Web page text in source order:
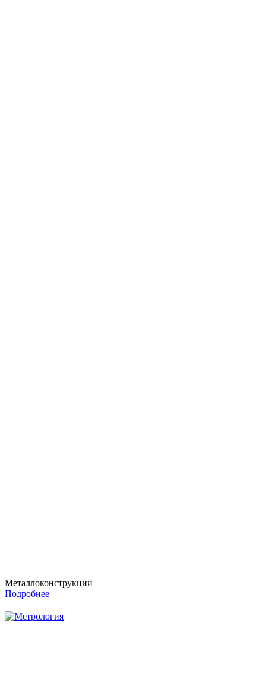
Металлоконструкции
Подробнее